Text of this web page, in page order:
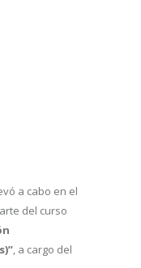
a cabo en el
del curso
, a cargo del